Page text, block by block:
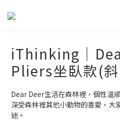
iThinking｜
Pliers坐臥款(
Dear Deer生活在森林裡，個性溫
深受森林裡其他小動物的喜愛，大
迷。